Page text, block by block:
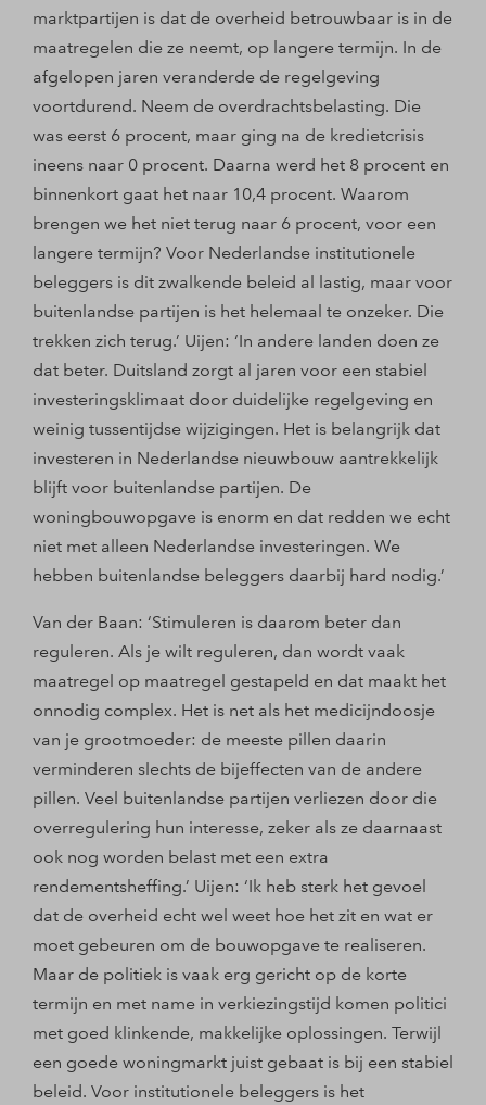
marktpartijen is dat de overheid betrouwbaar is in de
maatregelen die ze neemt, op langere termijn. In de
afgelopen jaren veranderde de regelgeving
voortdurend. Neem de overdrachtsbelasting. Die
was eerst 6 procent, maar ging na de kredietcrisis
ineens naar 0 procent. Daarna werd het 8 procent en
binnenkort gaat het naar 10,4 procent. Waarom
brengen we het niet terug naar 6 procent, voor een
langere termijn? Voor Nederlandse institutionele
beleggers is dit zwalkende beleid al lastig, maar voor
buitenlandse partijen is het helemaal te onzeker. Die
trekken zich terug.’ Uijen: ‘In andere landen doen ze
dat beter. Duitsland zorgt al jaren voor een stabiel
investeringsklimaat door duidelijke regelgeving en
weinig tussentijdse wijzigingen. Het is belangrijk dat
investeren in Nederlandse nieuwbouw aantrekkelijk
blijft voor buitenlandse partijen. De
woningbouwopgave is enorm en dat redden we echt
niet met alleen Nederlandse investeringen. We
hebben buitenlandse beleggers daarbij hard nodig.’
Van der Baan: ‘Stimuleren is daarom beter dan
reguleren. Als je wilt reguleren, dan wordt vaak
maatregel op maatregel gestapeld en dat maakt het
onnodig complex. Het is net als het medicijndoosje
van je grootmoeder: de meeste pillen daarin
verminderen slechts de bijeffecten van de andere
pillen. Veel buitenlandse partijen verliezen door die
overregulering hun interesse, zeker als ze daarnaast
ook nog worden belast met een extra
rendementsheffing.’ Uijen: ‘Ik heb sterk het gevoel
dat de overheid echt wel weet hoe het zit en wat er
moet gebeuren om de bouwopgave te realiseren.
Maar de politiek is vaak erg gericht op de korte
termijn en met name in verkiezingstijd komen politici
met goed klinkende, makkelijke oplossingen. Terwijl
een goede woningmarkt juist gebaat is bij een stabiel
beleid. Voor institutionele beleggers is het